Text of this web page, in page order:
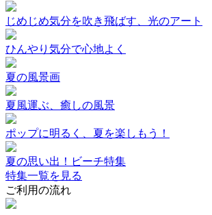
じめじめ気分を吹き飛ばす、光のアート
ひんやり気分で心地よく
夏の風景画
夏風運ぶ、癒しの風景
ポップに明るく、夏を楽しもう！
夏の思い出！ビーチ特集
特集一覧を見る
ご利用の流れ